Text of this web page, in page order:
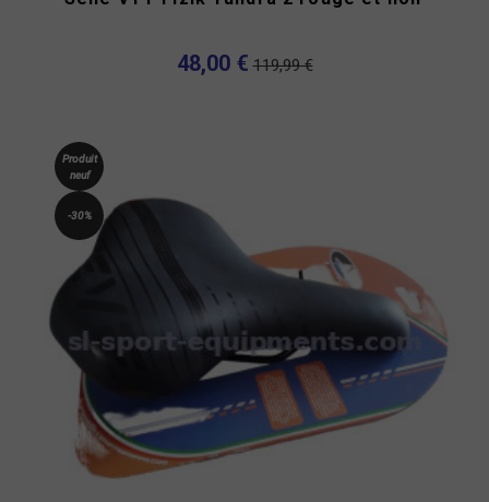
48,00 € 119,99 €
Produit
neuf
-30%